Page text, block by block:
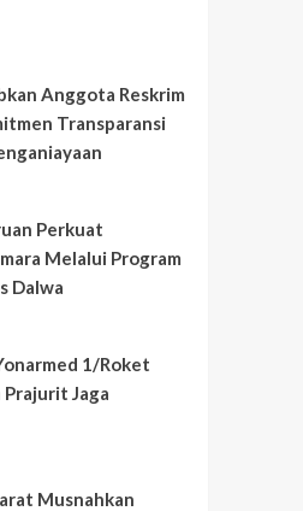
Anggota Reskrim
Transparansi
Perkuat
Melalui Program
Dalwa
1/Roket
Jaga
Musnahkan